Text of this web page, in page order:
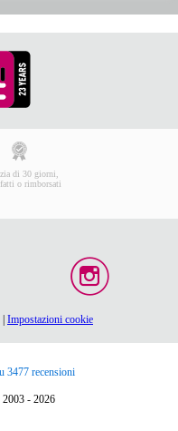
di 30 giorni,
o rimborsati
| Impostazioni cookie
3477 recensioni
- 2026